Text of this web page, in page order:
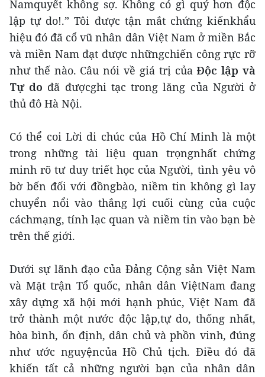
Namquyết không sợ. Không có gì quý hơn độc
lập tự do!.” Tôi được tận mắt chứng kiếnkhẩu
hiệu đó đã cổ vũ nhân dân Việt Nam ở miền Bắc
và miền Nam đạt được nhữngchiến công rực rỡ
như thế nào. Câu nói về giá trị củaĐộc lập và
Tự do đã đượcghi tạc trong lăng của Người ở
thủ đô Hà Nội.
Có thể coi Lời di chúc của Hồ Chí Minh là một
trong những tài liệu quan trọngnhất chứng
minh rõ tư duy triết học của Người, tình yêu vô
bờ bến đối với đồngbào, niềm tin không gì lay
chuyển nổi vào thắng lợi cuối cùng của cuộc
cáchmạng, tính lạc quan và niềm tin vào bạn bè
trên thế giới.
Dưới sự lãnh đạo của Đảng Cộng sản Việt Nam
và Mặt trận Tổ quốc, nhân dân ViệtNam đang
xây dựng xã hội mới hạnh phúc, Việt Nam đã
trở thành một nước độc lập,tự do, thống nhất,
hòa bình, ổn định, dân chủ và phồn vinh, đúng
như ước nguyệncủa Hồ Chủ tịch. Điều đó đã
khiến tất cả những người bạn của nhân dân